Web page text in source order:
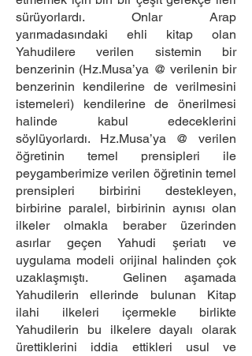
sürüyorlardı. Onlar Arap
yarımadasındaki ehli kitap olan
Yahudilere verilen sistemin bir
benzerinin (Hz.Musa’ya @ verilenin bir
benzerinin kendilerine de verilmesini
istemeleri) kendilerine de önerilmesi
halinde kabul edeceklerini
söylüyorlardı. Hz.Musa’ya @ verilen
öğretinin temel prensipleri ile
peygamberimize verilen öğretinin temel
prensipleri birbirini destekleyen,
birbirine paralel, birbirinin aynısı olan
ilkeler olmakla beraber üzerinden
asırlar geçen Yahudi şeriatı ve
uygulama modeli orijinal halinden çok
uzaklaşmıştı. Gelinen aşamada
Yahudilerin ellerinde bulunan Kitap
ilahi ilkeleri içermekle birlikte
Yahudilerin bu ilkelere dayalı olarak
ürettiklerini iddia ettikleri usul ve